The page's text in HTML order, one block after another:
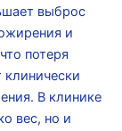
выброс
и
потеря
клинически
В клинике
вес, но и